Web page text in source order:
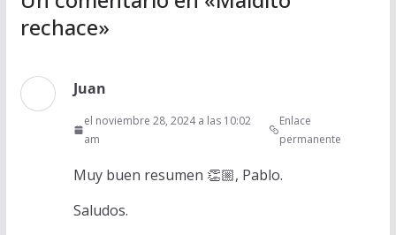
rechace»
Juan
el noviembre 28, 2024 a las 10:02
am
Enlace
permanente
Muy buen resumen 👏🏼, Pablo.
Saludos.